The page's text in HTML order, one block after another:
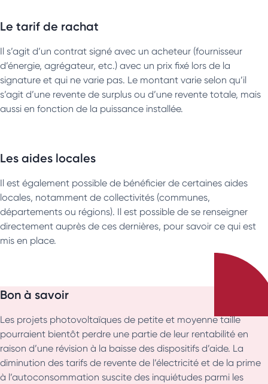
Le tarif de rachat
Il s’agit d’un contrat signé avec un acheteur (fournisseur
d’énergie, agrégateur, etc.) avec un prix fixé lors de la
signature et qui ne varie pas. Le montant varie selon qu’il
s’agit d’une revente de surplus ou d’une revente totale, mais
aussi en fonction de la puissance installée.
Les aides locales
Il est également possible de bénéficier de certaines aides
locales, notamment de collectivités (communes,
départements ou régions). Il est possible de se renseigner
directement auprès de ces dernières, pour savoir ce qui est
mis en place.
Bon à savoir
Les projets photovoltaïques de petite et moyenne taille
pourraient bientôt perdre une partie de leur rentabilité en
raison d’une révision à la baisse des dispositifs d’aide. La
diminution des tarifs de revente de l’électricité et de la prime
à l’autoconsommation suscite des inquiétudes parmi les